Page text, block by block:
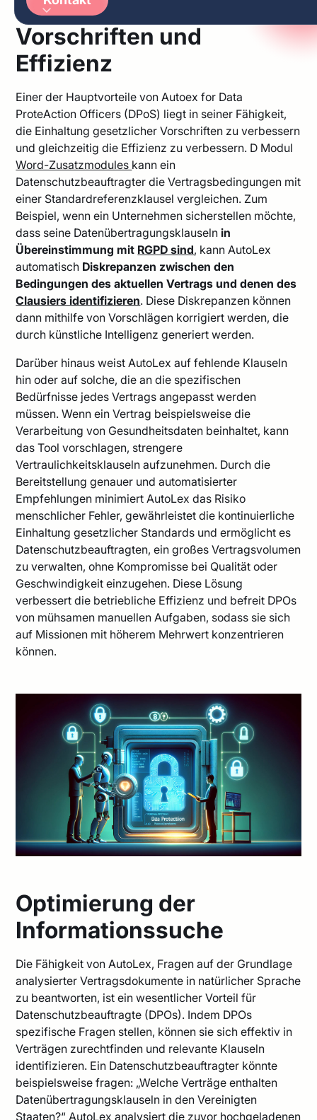
Arabic
German
Einhaltung von
Vorschriften und
Effizienz
Einer der Hauptvorteile von Autoex for Data
ProteAction Officers (DPoS) liegt in seiner Fähigkeit,
die Einhaltung gesetzlicher Vorschriften zu verbessern
und gleichzeitig die Effizienz zu verbessern. D Modul
Word-Zusatzmodules kann ein
Datenschutzbeauftragter die Vertragsbedingungen mit
einer Standardreferenzklausel vergleichen. Zum
Beispiel, wenn ein Unternehmen sicherstellen möchte,
dass seine Datenübertragungsklauseln in
Übereinstimmung mit RGPD sind, kann AutoLex
automatisch Diskrepanzen zwischen den
Bedingungen des aktuellen Vertrags und denen des
Clausiers identifizieren. Diese Diskrepanzen können
dann mithilfe von Vorschlägen korrigiert werden, die
durch künstliche Intelligenz generiert werden.
Darüber hinaus weist AutoLex auf fehlende Klauseln
hin oder auf solche, die an die spezifischen
Bedürfnisse jedes Vertrags angepasst werden
müssen. Wenn ein Vertrag beispielsweise die
Verarbeitung von Gesundheitsdaten beinhaltet, kann
das Tool vorschlagen, strengere
Vertraulichkeitsklauseln aufzunehmen. Durch die
Bereitstellung genauer und automatisierter
Empfehlungen minimiert AutoLex das Risiko
menschlicher Fehler, gewährleistet die kontinuierliche
Einhaltung gesetzlicher Standards und ermöglicht es
Datenschutzbeauftragten, ein großes Vertragsvolumen
zu verwalten, ohne Kompromisse bei Qualität oder
Geschwindigkeit einzugehen. Diese Lösung
verbessert die betriebliche Effizienz und befreit DPOs
von mühsamen manuellen Aufgaben, sodass sie sich
auf Missionen mit höherem Mehrwert konzentrieren
können.
Optimierung der
Informationssuche
Die Fähigkeit von AutoLex, Fragen auf der Grundlage
analysierter Vertragsdokumente in natürlicher Sprache
zu beantworten, ist ein wesentlicher Vorteil für
Datenschutzbeauftragte (DPOs). Indem DPOs
spezifische Fragen stellen, können sie sich effektiv in
Verträgen zurechtfinden und relevante Klauseln
identifizieren. Ein Datenschutzbeauftragter könnte
beispielsweise fragen: „Welche Verträge enthalten
Datenübertragungsklauseln in den Vereinigten
Staaten?“ AutoLex analysiert die zuvor hochgeladenen